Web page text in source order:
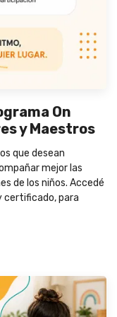
On
y Maestros
que desean
mejor las
de los niños. Accedé
certificado, para